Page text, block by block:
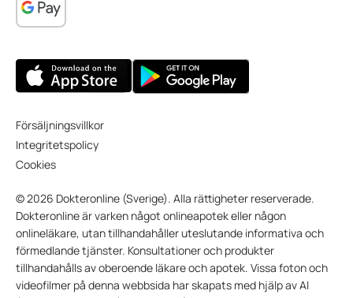
Försäljningsvillkor
Integritetspolicy
Cookies
© 2026 Dokteronline (Sverige). Alla rättigheter reserverade.
Dokteronline är varken något onlineapotek eller någon
onlineläkare, utan tillhandahåller uteslutande informativa och
förmedlande tjänster. Konsultationer och produkter
tillhandahålls av oberoende läkare och apotek. Vissa foton och
videofilmer på denna webbsida har skapats med hjälp av AI